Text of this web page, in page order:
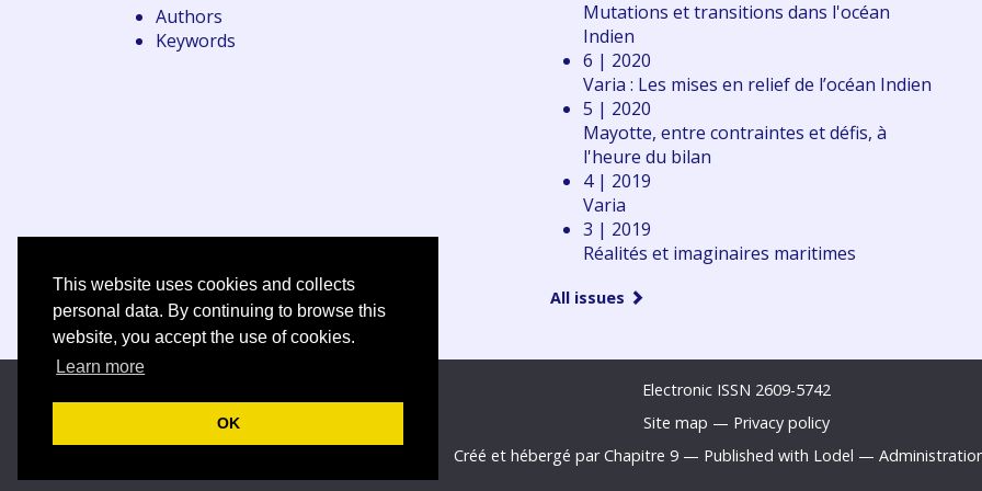
This website uses cookies and collects
personal data. By continuing to browse this
website, you accept the use of cookies.
Learn more
OK
Authors
Keywords
Mutations et transitions dans l'océan
Indien
6 | 2020
Varia : Les mises en relief de l’océan Indien
5 | 2020
Mayotte, entre contraintes et défis, à
l'heure du bilan
4 | 2019
Varia
3 | 2019
Réalités et imaginaires maritimes
All issues
Electronic ISSN 2609-5742
Site map — Privacy policy
Créé et hébergé par Chapitre 9 — Published with Lodel —